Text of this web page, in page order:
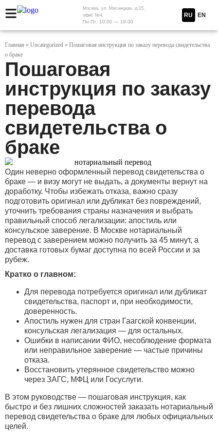
Москва, ул. Мясницкая, д.15,
офис №4
Пн-Пт: 10:00 — 19:00
RU EN
Главная » Uncategorized » Пошаговая инструкция по заказу перевода свидетельства
о браке
Пошаговая
инструкция по заказу
перевода
свидетельства о
браке
Один неверно оформленный перевод свидетельства о
браке — и визу могут не выдать, а документы вернут на
доработку. Чтобы избежать отказа, важно сразу
подготовить оригинал или дубликат без повреждений,
уточнить требования страны назначения и выбрать
правильный способ легализации: апостиль или
консульское заверение. В Москве нотариальный
перевод с заверением можно получить за 45 минут, а
доставка готовых бумаг доступна по всей России и за
рубеж.
Кратко о главном:
Для перевода потребуется оригинал или дубликат
свидетельства, паспорт и, при необходимости,
доверенность.
Апостиль нужен для стран Гаагской конвенции,
консульская легализация — для остальных.
Ошибки в написании ФИО, несоблюдение формата
или неправильное заверение — частые причины
отказа.
Восстановить утерянное свидетельство можно
через ЗАГС, МФЦ или Госуслуги.
В этом руководстве — пошаговая инструкция, как
быстро и без лишних сложностей заказать нотариальный
перевод свидетельства о браке для любых официальных
целей.